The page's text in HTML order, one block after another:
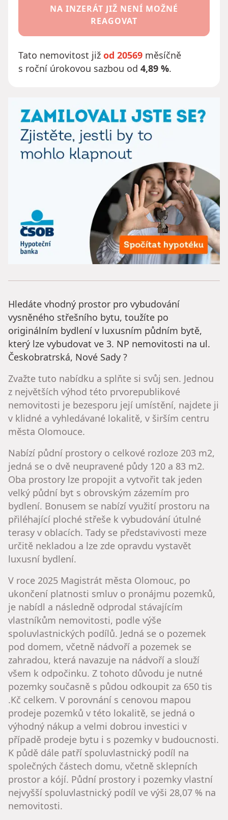
NA INZERÁT JIŽ NENÍ MOŽNÉ
REAGOVAT
Tato nemovitost již od 20569 měsíčně
s roční úrokovou sazbou od 4,89 %.
Hledáte vhodný prostor pro vybudování
vysněného střešního bytu, toužíte po
originálním bydlení v luxusním půdním bytě,
který lze vybudovat ve 3. NP nemovitosti na ul.
Českobratrská, Nové Sady ?
Zvažte tuto nabídku a splňte si svůj sen. Jednou
z největších výhod této prvorepublikové
nemovitosti je bezesporu její umístění, najdete ji
v klidné a vyhledávané lokalitě, v širším centru
města Olomouce.
Nabízí půdní prostory o celkové rozloze 203 m2,
jedná se o dvě neupravené půdy 120 a 83 m2.
Oba prostory lze propojit a vytvořit tak jeden
velký půdní byt s obrovským zázemím pro
bydlení. Bonusem se nabízí využití prostoru na
přiléhající ploché střeše k vybudování útulné
terasy v oblacích. Tady se představivosti meze
určitě nekladou a lze zde opravdu vystavět
luxusní bydlení.
V roce 2025 Magistrát města Olomouc, po
ukončení platnosti smluv o pronájmu pozemků,
je nabídl a následně odprodal stávajícím
vlastníkům nemovitosti, podle výše
spoluvlastnických podílů. Jedná se o pozemek
pod domem, včetně nádvoří a pozemek se
zahradou, která navazuje na nádvoří a slouží
všem k odpočinku. Z tohoto důvodu je nutné
pozemky současně s půdou odkoupit za 650 tis
.Kč celkem. V porovnání s cenovou mapou
prodeje pozemků v této lokalitě, se jedná o
výhodný nákup a velmi dobrou investici v
případě prodeje bytu i s pozemky v budoucnosti.
K půdě dále patří spoluvlastnický podíl na
společných částech domu, včetně sklepních
prostor a kójí. Půdní prostory i pozemky vlastní
nejvyšší spoluvlastnický podíl ve výši 28,07 % na
nemovitosti.